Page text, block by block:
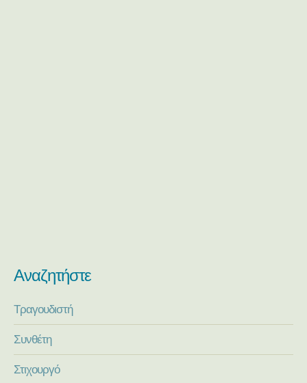
Αναζητήστε
Τραγουδιστή
Συνθέτη
Στιχουργό